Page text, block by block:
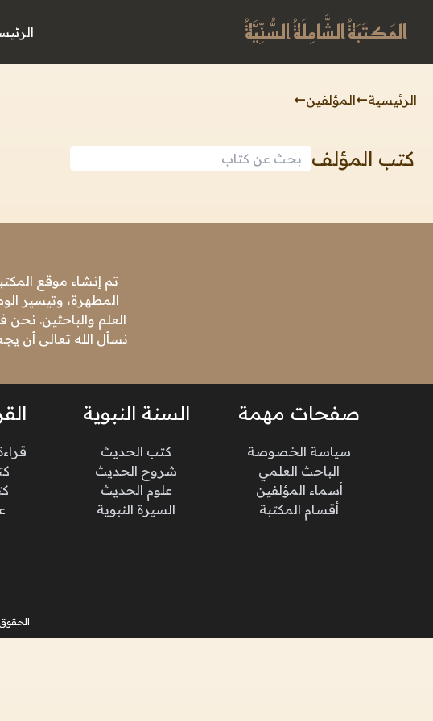
المَكتَبَةُ الشَّامِلَةُ السُّنِّيَّةُ
الرئيسية المؤلفين
كتب المؤلف
تم إنشاء موقع
المطهرة، وتيسير
العلم والباحثين.
نسأل الله تعالى أن
صفحات مهمة
سياسة الخصوصة
الباحث العلمي
أسماء المؤلفين
أقسام المكتبة
السنة النبوية
كتب الحديث
شروح الحديث
علوم الحديث
السيرة النبوية